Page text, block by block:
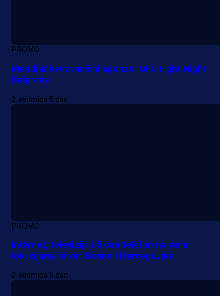
PROMO
Meridianbet zvanični sponzor UFC Fight Night
Belgrade
2 sedmica 5 dan
PROMO
Internet, televizija i fiksni telefon na svim
lokacijama širom Bosne i Hercegovine
2 sedmica 5 dan